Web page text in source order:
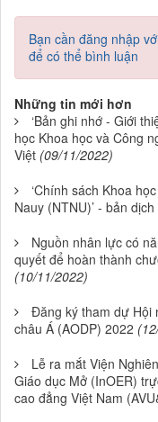
Bạn cần đăng nhập
để có thể bình luận
Những tin mới hơn
‘Bản ghi nhớ - Giới
học Khoa học và Công
Việt (09/11/2022)
‘Chính sách Khoa
Nauy (NTNU)’ - bản
Nguồn nhân lực có
quyết để hoàn thành
(10/11/2022)
Đăng ký tham dự Hội
châu Á (AODP) 2022
Lễ ra mắt Viện
Giáo dục Mở (InOER)
cao đẳng Việt Nam